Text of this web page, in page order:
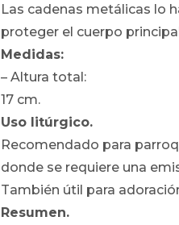
Las cadenas metálicas lo
proteger el cuerpo
Medidas:
– Altura total:
17 cm.
Uso litúrgico.
Recomendado para
donde se requiere una
También útil para
Resumen.